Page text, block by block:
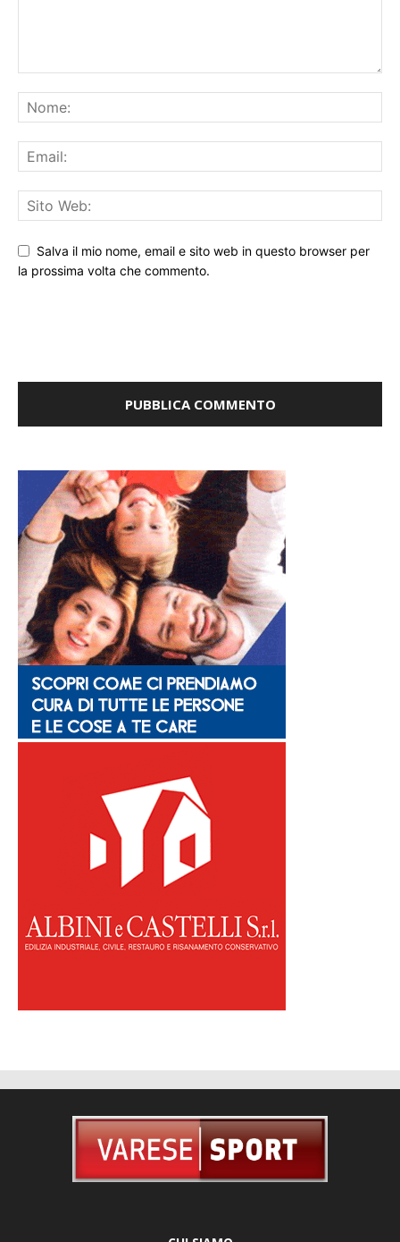
Salva il mio nome, email e sito web in questo browser per
la prossima volta che commento.